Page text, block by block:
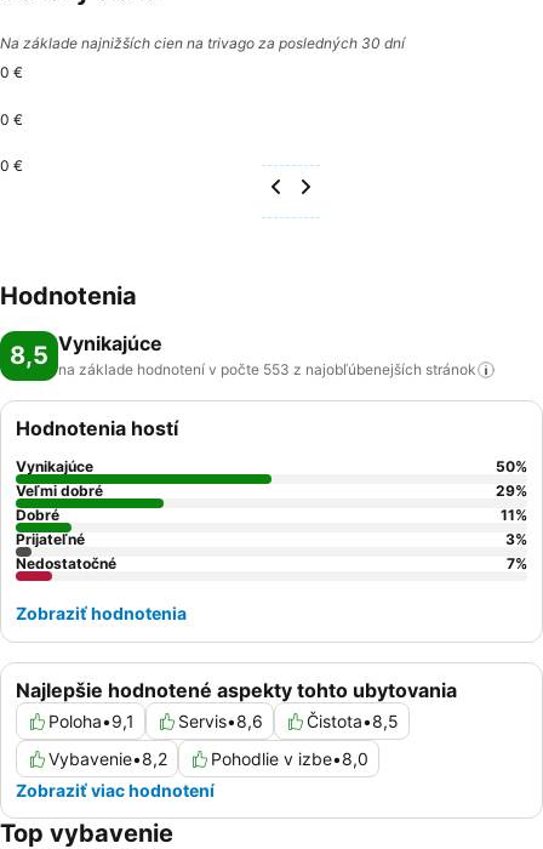
Na základe najnižších cien na trivago za posledných 30 dní
0 €
0 €
0 €
Hodnotenia
8,5 Vynikajúce
na základe hodnotení v počte 553 z najobľúbenejších stránok
Najlepšie hodnotené aspekty tohto ubytovania
Poloha•9,1 Servis•8,6 Čistota•8,5
Vybavenie•8,2 Pohodlie v izbe•8,0
Zobraziť viac hodnotení
Hodnotenia hostí
Vynikajúce 50%
Veľmi dobré
29%
Dobré
11%
Prijateľné
3%
Nedostatočné
7%
Zobraziť hodnotenia
Top vybavenie